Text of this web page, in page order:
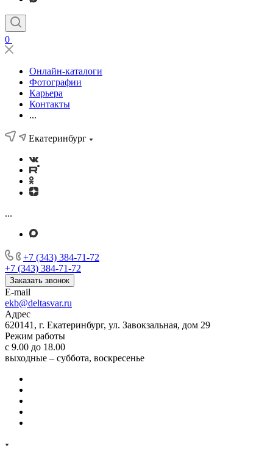
0
Онлайн-каталоги
Фотографии
Карьера
Контакты
...
Екатеринбург
...
+7 (343) 384-71-72
+7 (343) 384-71-72
Заказать звонок
E-mail
ekb@deltasvar.ru
Адрес
620141, г. Екатеринбург, ул. Завокзальная, дом 29
Режим работы
с 9.00 до 18.00
выходные – суббота, воскресенье